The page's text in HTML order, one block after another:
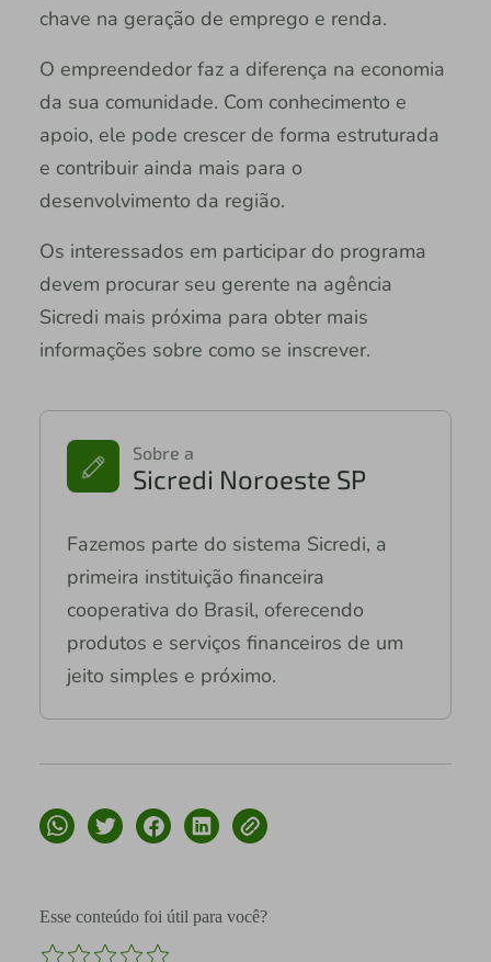
chave na geração de emprego e renda.
O empreendedor faz a diferença na economia
da sua comunidade. Com conhecimento e
apoio, ele pode crescer de forma estruturada
e contribuir ainda mais para o
desenvolvimento da região.
Os interessados em participar do programa
devem procurar seu gerente na agência
Sicredi mais próxima para obter mais
informações sobre como se inscrever.
Sobre a
Sicredi Noroeste SP
Fazemos parte do sistema Sicredi, a
primeira instituição financeira
cooperativa do Brasil, oferecendo
produtos e serviços financeiros de um
jeito simples e próximo.
Esse conteúdo foi útil para você?